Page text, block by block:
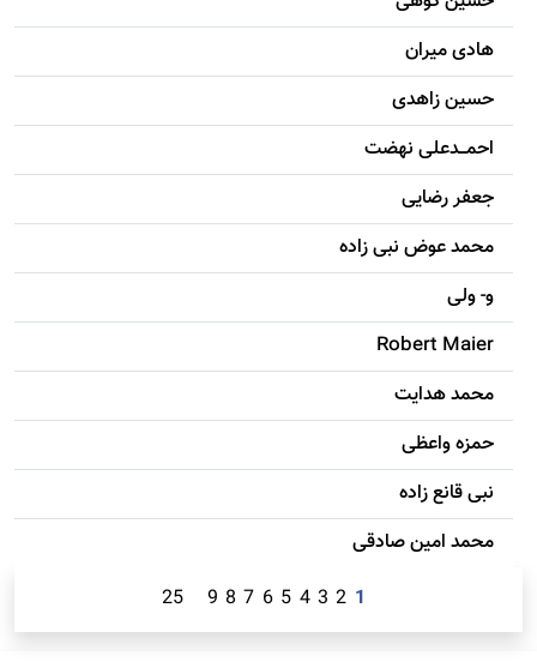
هادی ميران
حسين زاهدی
احمـــدعلی نهضت
جعفر رضایی
محمد عوض نبی زاده
و- ولی
Robert Maier
محمد هدایت
حمزه واعظی
نبی قانع زاده
محمد امين صادقی
1
2
3
4
5
6
7
8
9
25